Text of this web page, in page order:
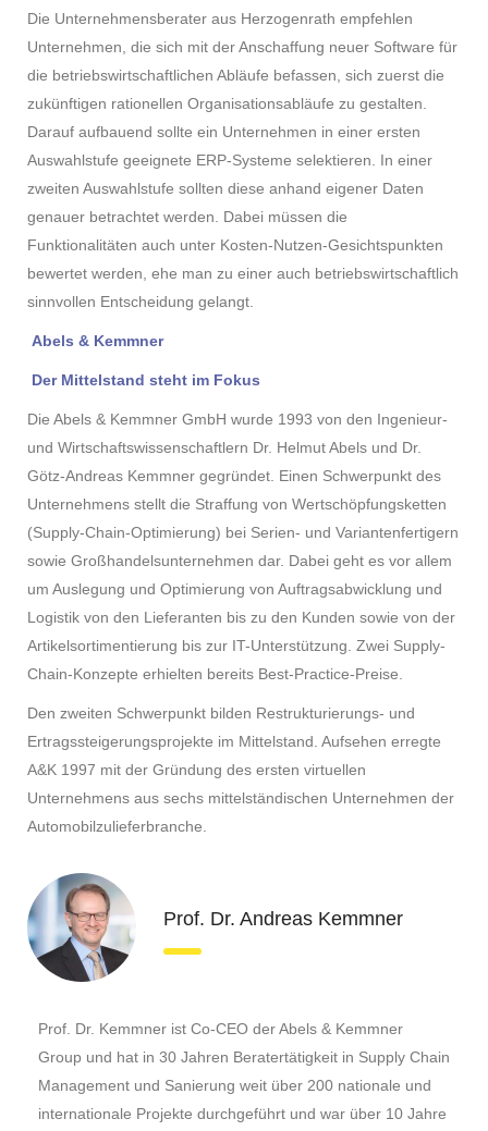
Die Unternehmensberater aus Herzogenrath empfehlen
Unternehmen, die sich mit der Anschaffung neuer Software für
die betriebswirtschaftlichen Abläufe befassen, sich zuerst die
zukünftigen rationellen Organisationsabläufe zu gestalten.
Darauf aufbauend sollte ein Unternehmen in einer ersten
Auswahlstufe geeignete ERP-Systeme selektieren. In einer
zweiten Auswahlstufe sollten diese anhand eigener Daten
genauer betrachtet werden. Dabei müssen die
Funktionalitäten auch unter Kosten-Nutzen-Gesichtspunkten
bewertet werden, ehe man zu einer auch betriebswirtschaftlich
sinnvollen Entscheidung gelangt.
Abels & Kemmner
Der Mittelstand steht im Fokus
Die Abels & Kemmner GmbH wurde 1993 von den Ingenieur-
und Wirtschaftswissenschaftlern Dr. Helmut Abels und Dr.
Götz-Andreas Kemmner gegründet. Einen Schwerpunkt des
Unternehmens stellt die Straffung von Wertschöpfungsketten
(Supply-Chain-Optimierung) bei Serien- und Variantenfertigern
sowie Großhandelsunternehmen dar. Dabei geht es vor allem
um Auslegung und Optimierung von Auftragsabwicklung und
Logistik von den Lieferanten bis zu den Kunden sowie von der
Artikelsortimentierung bis zur IT-Unterstützung. Zwei Supply-
Chain-Konzepte erhielten bereits Best-Practice-Preise.
Den zweiten Schwerpunkt bilden Restrukturierungs- und
Ertragssteigerungsprojekte im Mittelstand. Aufsehen erregte
A&K 1997 mit der Gründung des ersten virtuellen
Unternehmens aus sechs mittelständischen Unternehmen der
Automobilzulieferbranche.
Prof. Dr. Andreas Kemmner
Prof. Dr. Kemmner ist Co-CEO der Abels & Kemmner
Group und hat in 30 Jahren Beratertätigkeit in Supply Chain
Management und Sanierung weit über 200 nationale und
internationale Projekte durchgeführt und war über 10 Jahre